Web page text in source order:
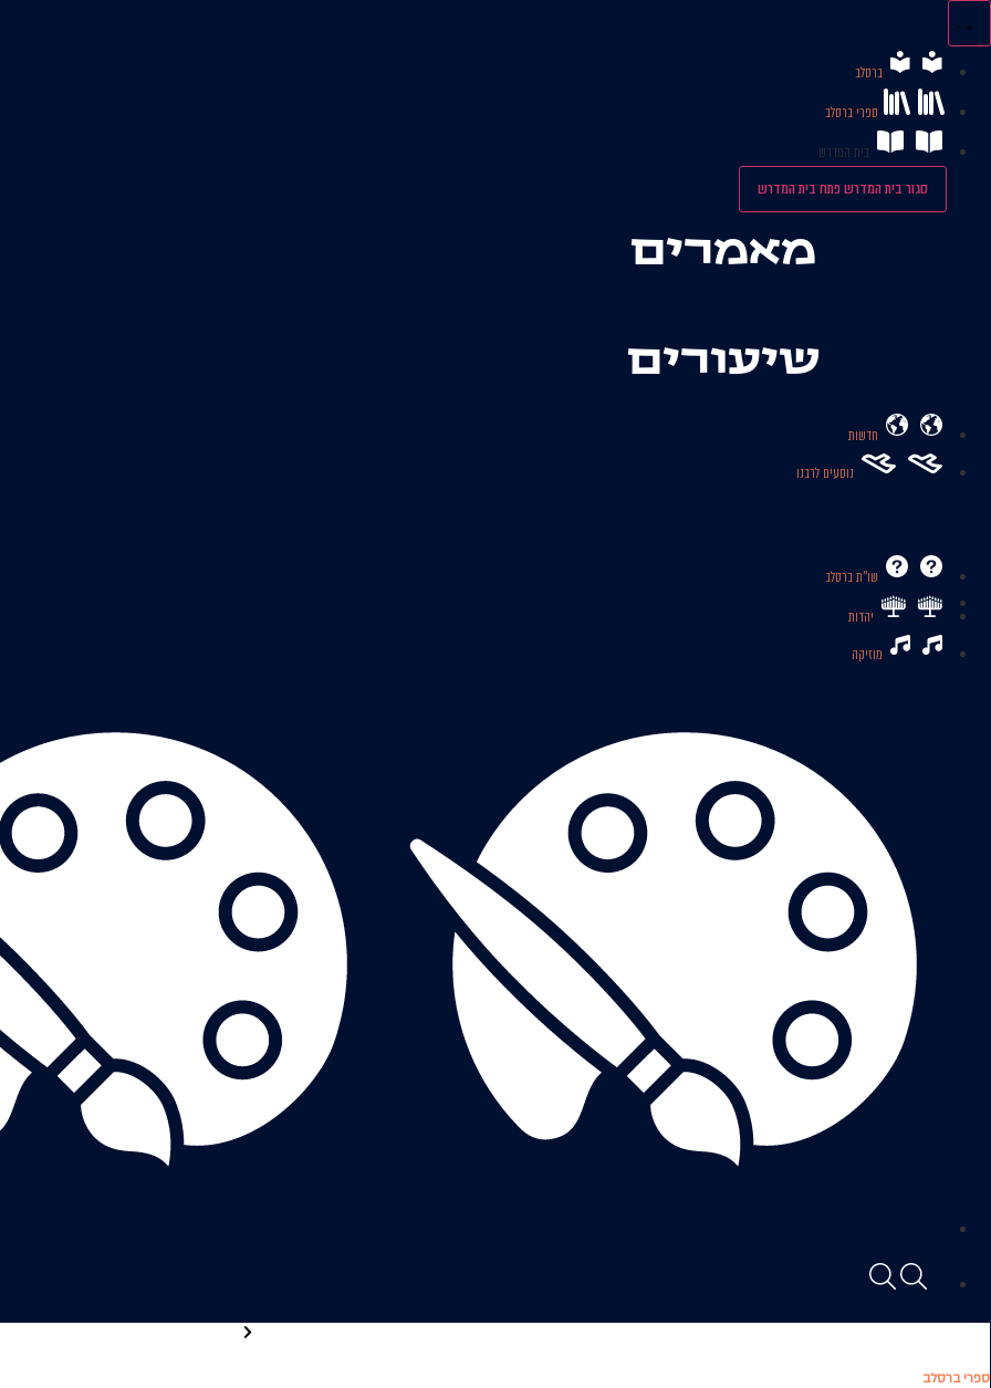
לתוכן
ברסלב
ספרי ברסלב
בית המדרש
סגור בית המדרשפתח בית המדרש
מאמרים
שיעורים
חדשות
נוסעים לרבנו
שו’’ת ברסלב
יהדות
מוזיקה
ספרי ברסלב